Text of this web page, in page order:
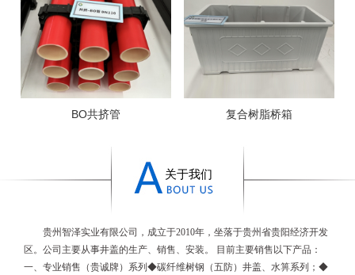
BO共挤管 复合树脂桥箱
关于我们
贵州智泽实业有限公司，成立于2010年，坐落于贵州省贵阳经济开发
区。公司主要从事井盖的生产、销售、安装。 目前主要销售以下产品：
一、专业销售（贵诚牌）系列◆碳纤维树钢（五防）井盖、水箅系列；◆